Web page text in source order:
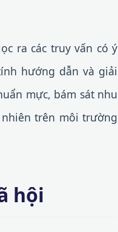
ra các truy vấn có ý
hướng dẫn và giải
mực, bám sát nhu
trên môi trường
hội